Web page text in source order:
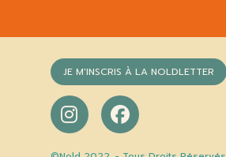
JE M'INSCRIS À LA NOLDLETTER